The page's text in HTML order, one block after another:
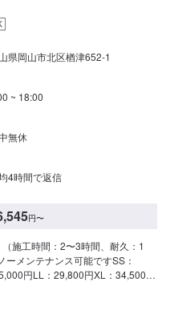
サイズ）42,900円（XLサイズ）
間）＞人気メニュー！二層コー
加える！ノーメンテで3年耐久！
イズ）49,900円（SSサイズ）
64,400円（Lサイズ）70,900円
ミアム仕様（細かい部分まで施
サイズ）83,000円（Sサイズ）
パー（作業時間：4時間〜1日）＞
）87,600円（Mサイズ）93,200円
＞自然の雨が洗車の代わりにな
す。ノーメンテで3年耐久！（メン
（Lサイズ）102,900円（LLサイ
作業時間：6時間〜1日）＞新車
で研磨作業が必要な場合もありま
県岡山市北区楢津652-1
~ 18:00
無休
4時間で返信
円〜
施工時間：2〜3時間、耐久：1
メンテナンス可能ですSS：
円LL：29,800円XL：34,500円